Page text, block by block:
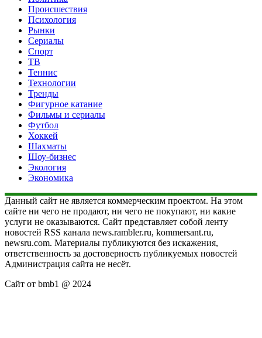
Происшествия
Психология
Рынки
Сериалы
Спорт
ТВ
Теннис
Технологии
Тренды
Фигурное катание
Фильмы и сериалы
Футбол
Хоккей
Шахматы
Шоу-бизнес
Экология
Экономика
Данный сайт не является коммерческим проектом. На этом
сайте ни чего не продают, ни чего не покупают, ни какие
услуги не оказываются. Сайт представляет собой ленту
новостей RSS канала news.rambler.ru, kommersant.ru,
newsru.com. Материалы публикуются без искажения,
ответственность за достоверность публикуемых новостей
Администрация сайта не несёт.
Сайт от bmb1 @ 2024